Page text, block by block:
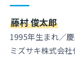
藤村 俊太郎
1995年生まれ／
ミズサキ株式会